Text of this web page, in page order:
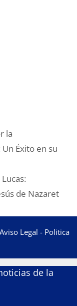
la
Éxito en su
de Nazaret
Aviso Legal - Politica
de la